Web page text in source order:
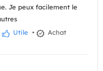
Je peux facilement le
Utile •
Achat